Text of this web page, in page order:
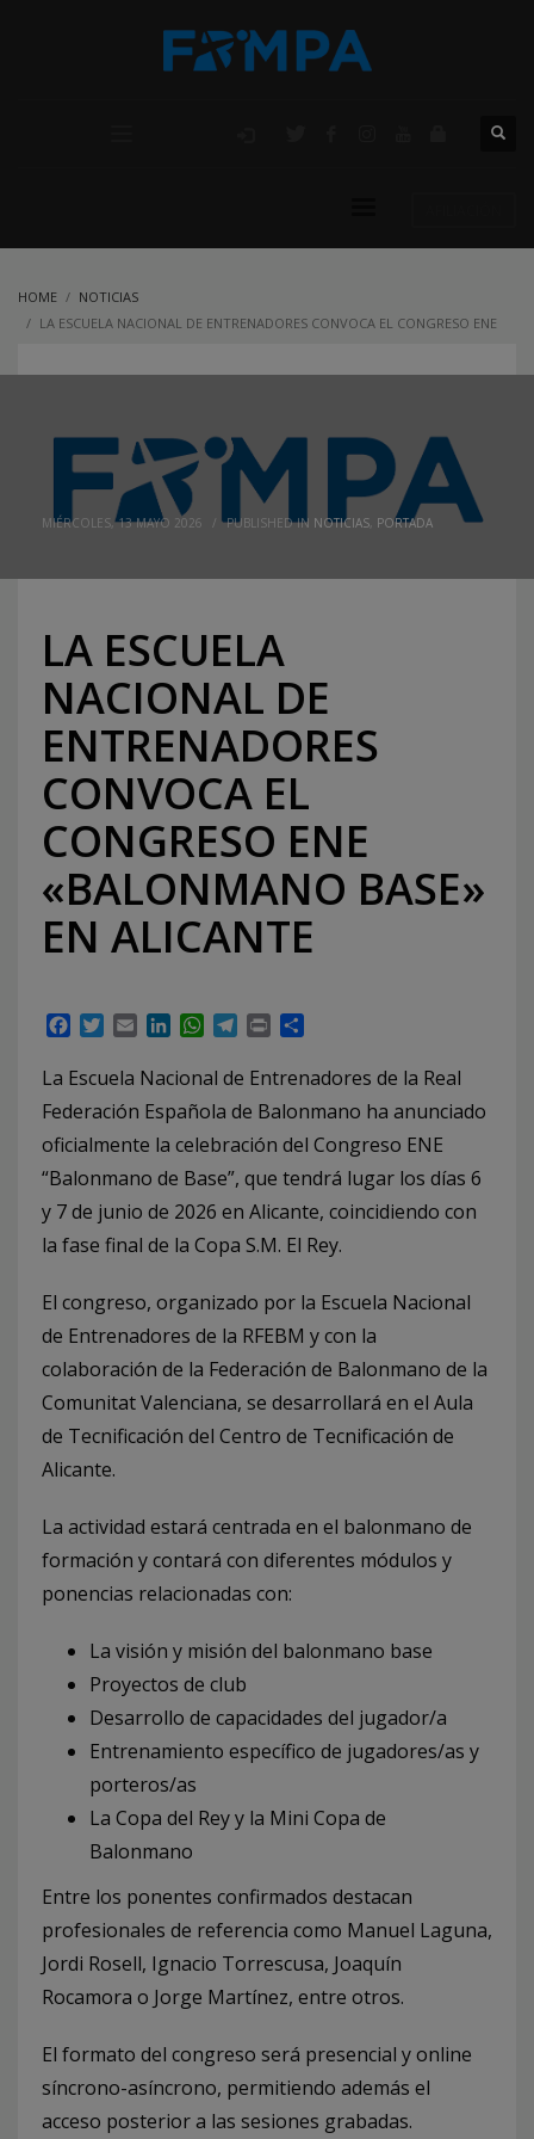
HOME
NOTICIAS
LA ESCUELA NACIONAL DE ENTRENADORES CONVOCA EL CONGRESO ENE
MIÉRCOLES, 13 MAYO 2026 / PUBLISHED IN NOTICIAS PORTADA
LA ESCUELA
NACIONAL DE
ENTRENADORES
CONVOCA EL
CONGRESO ENE
«BALONMANO BASE»
EN ALICANTE
Facebook
TwitterEmailLinkedInWhatsApp
Telegram
Print
La Escuela Nacional de Entrenadores de la Real
Federación Española de Balonmano ha anunciado
oficialmente la celebración del Congreso ENE
“Balonmano de Base”, que tendrá lugar los días 6
y 7 de junio de 2026 en Alicante, coincidiendo con
la fase final de la Copa S.M. El Rey.
El congreso, organizado por la Escuela Nacional
de Entrenadores de la RFEBM y con la
colaboración de la Federación de Balonmano de la
Comunitat Valenciana, se desarrollará en el Aula
de Tecnificación del Centro de Tecnificación de
Alicante.
La actividad estará centrada en el balonmano de
formación y contará con diferentes módulos y
ponencias relacionadas con:
La visión y misión del balonmano base
Proyectos de club
Desarrollo de capacidades del jugador/a
Entrenamiento específico de jugadores/as y
porteros/as
La Copa del Rey y la Mini Copa de
Balonmano
Entre los ponentes confirmados destacan
profesionales de referencia como Manuel Laguna,
Jordi Rosell, Ignacio Torrescusa, Joaquín
Rocamora o Jorge Martínez, entre otros.
El formato del congreso será presencial y online
síncrono-asíncrono, permitiendo además el
acceso posterior a las sesiones grabadas.